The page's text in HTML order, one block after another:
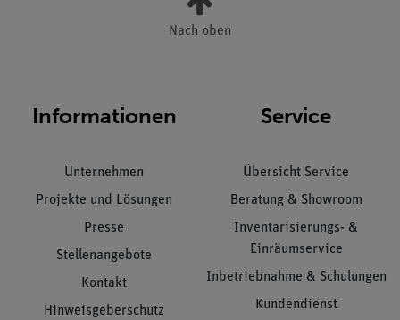
Nach oben
Informationen
Unternehmen
Projekte und Lösungen
Presse
Stellenangebote
Kontakt
Hinweisgeberschutz
Service
Übersicht Service
Beratung & Showroom
Inventarisierungs- &
Einräumservice
Inbetriebnahme & Schulungen
Kundendienst